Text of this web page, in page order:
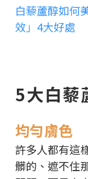
白藜蘆醇如何
效」4大好處
5大白藜
均勻膚色
許多人都有這
髒的、遮不住